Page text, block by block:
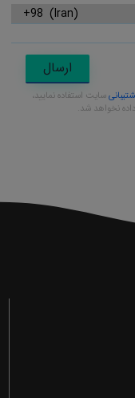
ارسال
سایت استفاده نمایید،
نخواهد شد.